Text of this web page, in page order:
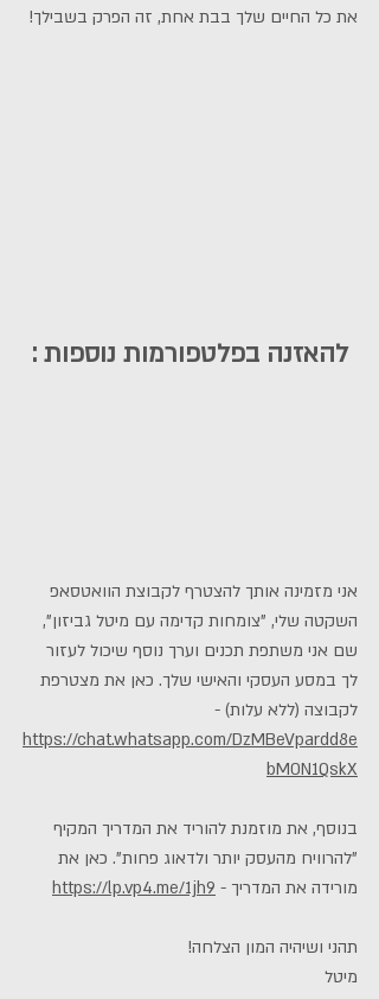
את כל החיים שלך בבת אחת, זה הפרק בשבילך!
להאזנה בפלטפורמות נוספות :
אני מזמינה אותך להצטרף לקבוצת הוואטסאפ
השקטה שלי, "צומחות קדימה עם מיטל גביזון",
שם אני משתפת תכנים וערך נוסף שיכול לעזור
לך במסע העסקי והאישי שלך. כאן את מצטרפת
לקבוצה (ללא עלות) -
https://chat.whatsapp.com/DzMBeVpardd8e
bM0N1QskX
בנוסף, את מוזמנת להוריד את המדריך המקיף
"להרוויח מהעסק יותר ולדאוג פחות". כאן את
מורידה את המדריך - https://lp.vp4.me/1jh9
תהני ושיהיה המון הצלחה!
מיטל